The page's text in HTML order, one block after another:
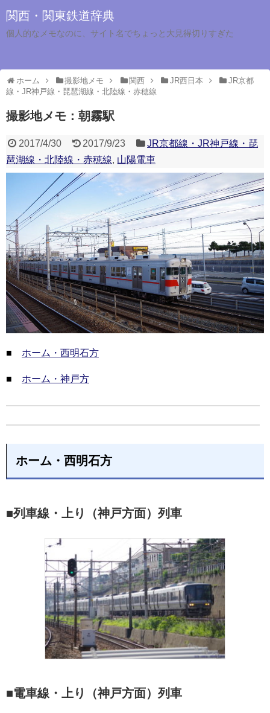
関西・関東鉄道辞典
個人的なメモなのに、サイト名でちょっと大見得切りすぎた
ホーム 撮影地メモ 関西 JR西日本
JR京都
線・JR神戸線・琵琶湖線・北陸線・赤穂線
撮影地メモ：朝霧駅
2017/4/30 2017/9/23
JR京都線・JR神戸線・琵
琶湖線・北陸線・赤穂線, 山陽電車
■ ホーム・西明石方
■ ホーム・神戸方
ホーム・西明石方
■列車線・上り（神戸方面）列車
■電車線・上り（神戸方面）列車